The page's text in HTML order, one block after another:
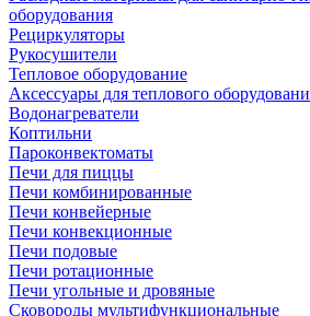
оборудования
Рециркуляторы
Рукосушители
Тепловое оборудование
Аксессуары для теплового
Водонагреватели
Коптильни
Пароконвектоматы
Печи для пиццы
Печи комбинированные
Печи конвейерные
Печи конвекционные
Печи подовые
Печи ротационные
Печи угольные и дровяные
Сковороды мультифункциональные